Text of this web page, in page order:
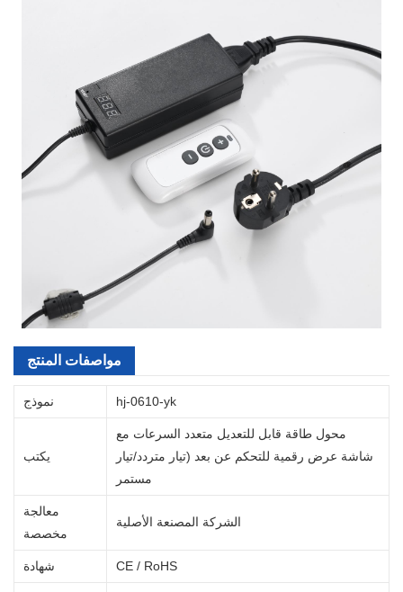
مواصفات المنتج
نموذج hj-0610-yk
يكتب
محول طاقة قابل للتعديل متعدد السرعات مع
شاشة عرض رقمية للتحكم عن بعد (تيار متردد/تيار
مستمر
معالجة
مخصصة
الشركة المصنعة الأصلية
شهادة CE / RoHS